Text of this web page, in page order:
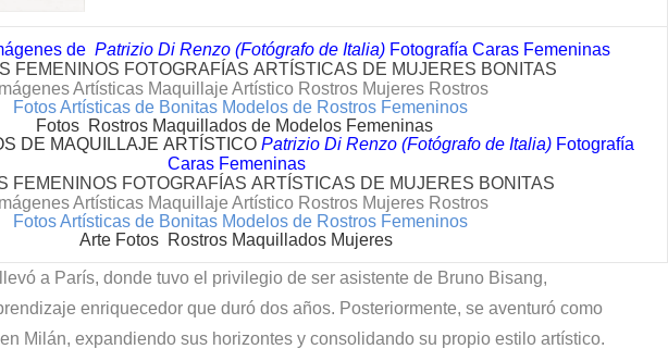
de Patrizio Di Renzo (Fotógrafo de Italia) Fotografía Caras Femeninas
FEMENINOS FOTOGRAFÍAS ARTÍSTICAS DE MUJERES BONITAS
Imágenes Artísticas Maquillaje Artístico Rostros Mujeres Rostros
Fotos Artísticas de Bonitas Modelos de Rostros Femeninos
Fotos Rostros Maquillados de Modelos Femeninas
DE MAQUILLAJE ARTÍSTICO Patrizio Di Renzo (Fotógrafo de Italia) Fotografía
Caras Femeninas
FEMENINOS FOTOGRAFÍAS ARTÍSTICAS DE MUJERES BONITAS
Imágenes Artísticas Maquillaje Artístico Rostros Mujeres Rostros
Fotos Artísticas de Bonitas Modelos de Rostros Femeninos
Arte Fotos Rostros Maquillados Mujeres
a París, donde tuvo el privilegio de ser asistente de Bruno Bisang,
enriquecedor que duró dos años. Posteriormente, se aventuró como
Milán, expandiendo sus horizontes y consolidando su propio estilo artístico.